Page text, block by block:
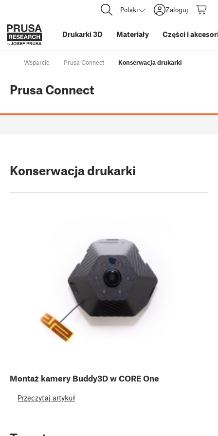
Polski Zaloguj
Drukarki 3D Materiały Części i
Wsparcie Prusa Connect Konserwacja drukarki
Prusa Connect
Konserwacja drukarki
Montaż kamery Buddy3D w CORE One
Przeczytaj artykuł